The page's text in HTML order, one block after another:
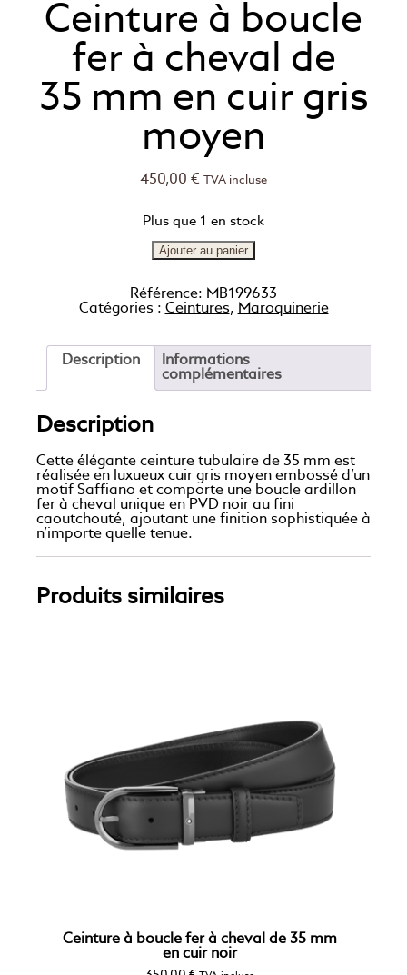
Ceinture à boucle
fer à cheval de
35 mm en cuir gris
moyen
450,00 € TVA incluse
Plus que 1 en stock
Ajouter au panier
Référence: MB199633
Catégories : Ceintures, Maroquinerie
Description
Informations
complémentaires
Description
Cette élégante ceinture tubulaire de 35 mm est
réalisée en luxueux cuir gris moyen embossé d’un
motif Saffiano et comporte une boucle ardillon
fer à cheval unique en PVD noir au fini
caoutchouté, ajoutant une finition sophistiquée à
n’importe quelle tenue.
Produits similaires
Ceinture à boucle fer à cheval de 35 mm
en cuir noir